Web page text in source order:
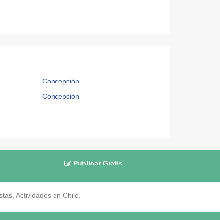
Concepción
Concepción
Publicar Gratis
Actividades en Chile.